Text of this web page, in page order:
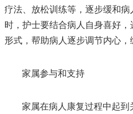
疗法、放松训练等，逐步缓和病
时，护士要结合病人自身喜好
形式，帮助病人逐步调节内心，
家属参与和支持
家属在病人康复过程中起